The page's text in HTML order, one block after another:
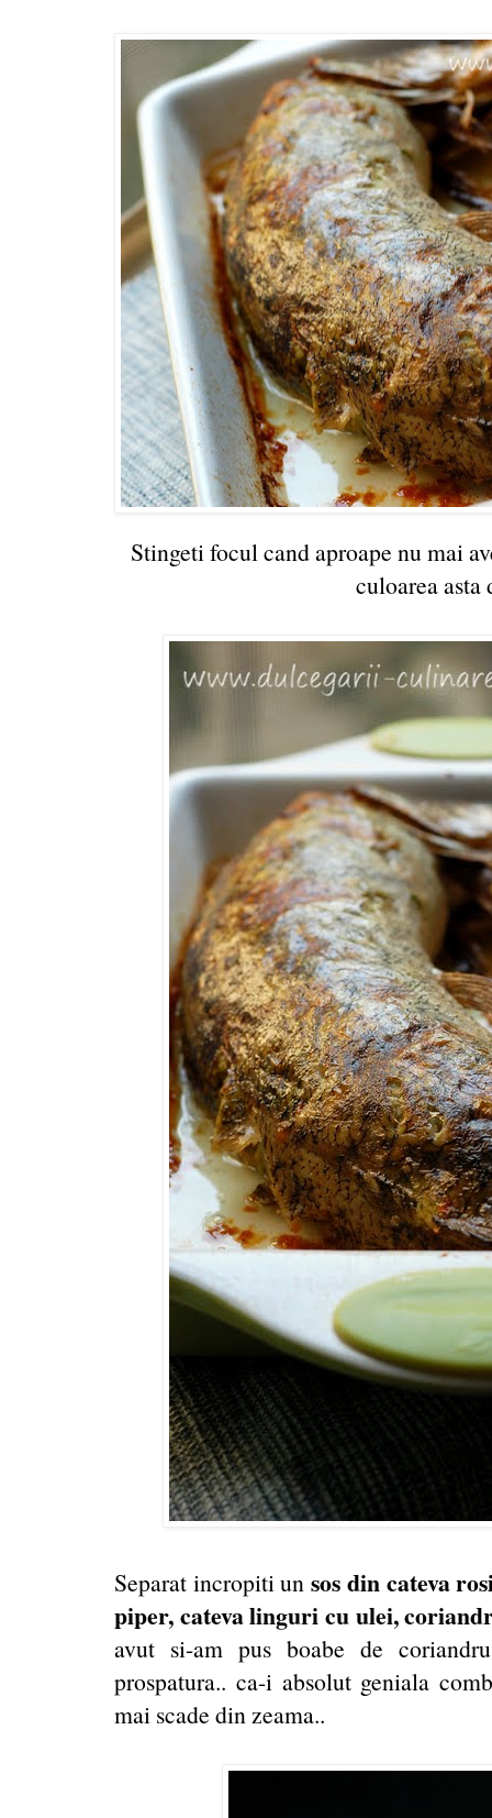
Stingeti focul cand aproape nu mai
culoarea
Separat incropiti unsos din cateva
piper, cateva linguri cu ulei,
avut si-am pus boabe de
prospatura.. ca-i absolut geniala
mai scade din zeama..